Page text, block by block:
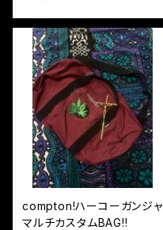
compton!ハーコーガンジャ
マルチカスタムBAG!!